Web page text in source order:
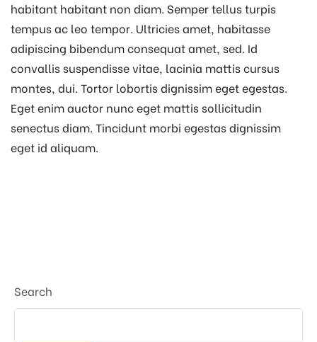
habitant habitant non diam. Semper tellus turpis
tempus ac leo tempor. Ultricies amet, habitasse
adipiscing bibendum consequat amet, sed. Id
convallis suspendisse vitae, lacinia mattis cursus
montes, dui. Tortor lobortis dignissim eget egestas.
Eget enim auctor nunc eget mattis sollicitudin
senectus diam. Tincidunt morbi egestas dignissim
eget id aliquam.
Search